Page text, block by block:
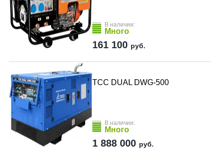
В наличии:
Много
161 100 руб.
ТСС DUAL DWG-500
В наличии:
Много
1 888 000 руб.